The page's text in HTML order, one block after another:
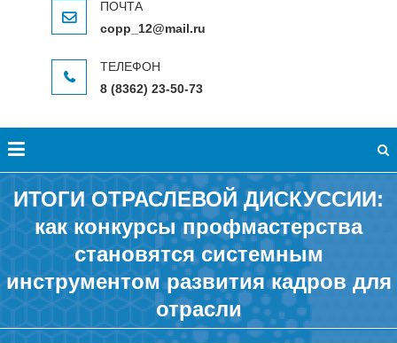
copp_12@mail.ru
8 (8362) 23-50-73
ИТОГИ ОТРАСЛЕВОЙ ДИСКУССИИ:
как конкурсы профмастерства
становятся системным
инструментом развития кадров для
отрасли